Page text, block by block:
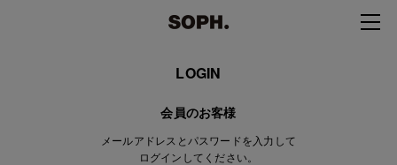
LOGIN
会員のお客様
メールアドレスとパスワードを入力して
ログインしてください。